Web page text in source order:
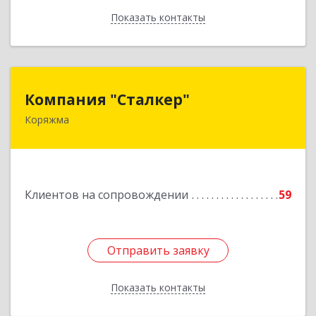
Показать контакты
Назад
Компания "Сталкер"
Коряжма
Клиентов на сопровождении 59
Отправить заявку
Показать контакты
Отправить заявку
Назад